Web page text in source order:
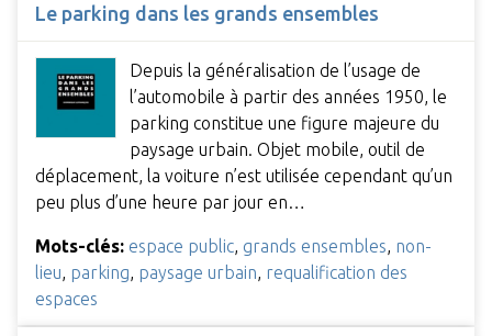
Le parking dans les grands ensembles
Depuis la généralisation de l’usage de
l’automobile à partir des années 1950, le
parking constitue une figure majeure du
paysage urbain. Objet mobile, outil de
déplacement, la voiture n’est utilisée cependant qu’un
peu plus d’une heure par jour en…
Mots-clés: espace public grands ensembles non-
lieu parking paysage urbain requalification des
espaces